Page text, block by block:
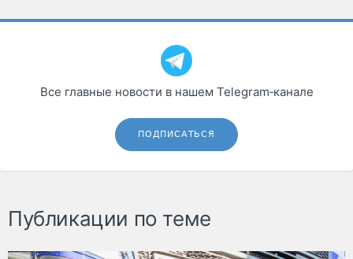
Все главные новости в нашем Telegram‑канале
ПОДПИСАТЬСЯ
Публикации по теме